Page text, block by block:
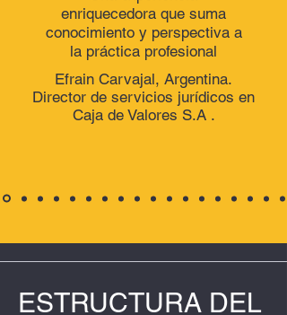
enriquecedora que suma
conocimiento y perspectiva a
la práctica profesional
Efrain Carvajal, Argentina.
Director de servicios jurídicos en
Caja de Valores S.A .
ESTRUCTURA DEL